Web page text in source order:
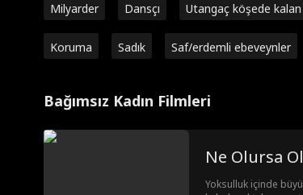
Milyarder Dansçı Utangaç köşede kalan
Koruma Sadık Saf/erdemli ebeveynler
Bağımsız Kadın Filmleri
Ne Olursa
Yoksulluk içinde